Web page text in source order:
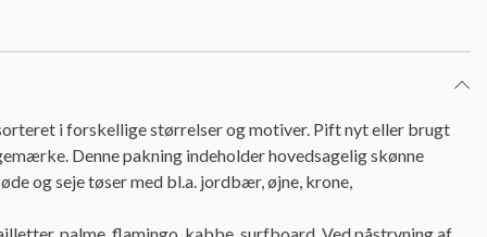
i forskellige størrelser og motiver. Pift nyt eller brugt
Denne pakning indeholder hovedsagelig skønne
og seje tøser med bl.a. jordbær, øjne, krone,